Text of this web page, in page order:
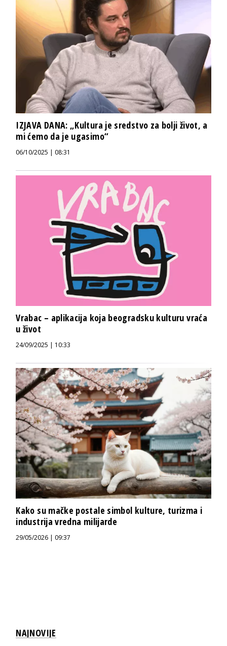
IZJAVA DANA: „Kultura je sredstvo za bolji život, a
mi ćemo da je ugasimo“
06/10/2025 | 08:31
Vrabac – aplikacija koja beogradsku kulturu vraća
u život
24/09/2025 | 10:33
Kako su mačke postale simbol kulture, turizma i
industrija vredna milijarde
29/05/2026 | 09:37
NAJNOVIJE